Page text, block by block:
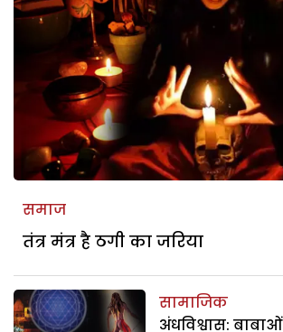
समाज
तंत्र मंत्र है ठगी का जरिया
सामाजिक
अंधविश्वास: